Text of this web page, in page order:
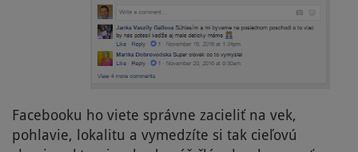
Facebooku ho viete správne zacieliť na vek,
pohlavie, lokalitu a vymedzíte si tak cieľovú